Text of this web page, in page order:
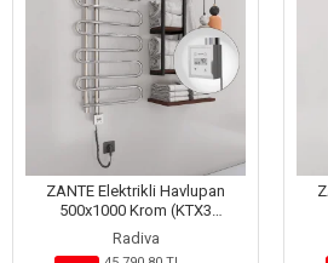
ZANTE Elektrikli Havlupan
500x1000 Krom (KTX3
Termostat) 200W Spiral Kablolu
Radiva